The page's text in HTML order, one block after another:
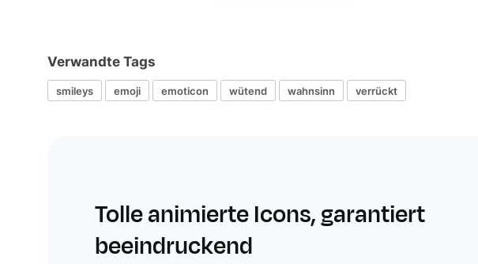
Verwandte Tags
smileys emoji emoticon wütend wahnsinn verrückt
Tolle animierte Icons, garantiert
beeindruckend